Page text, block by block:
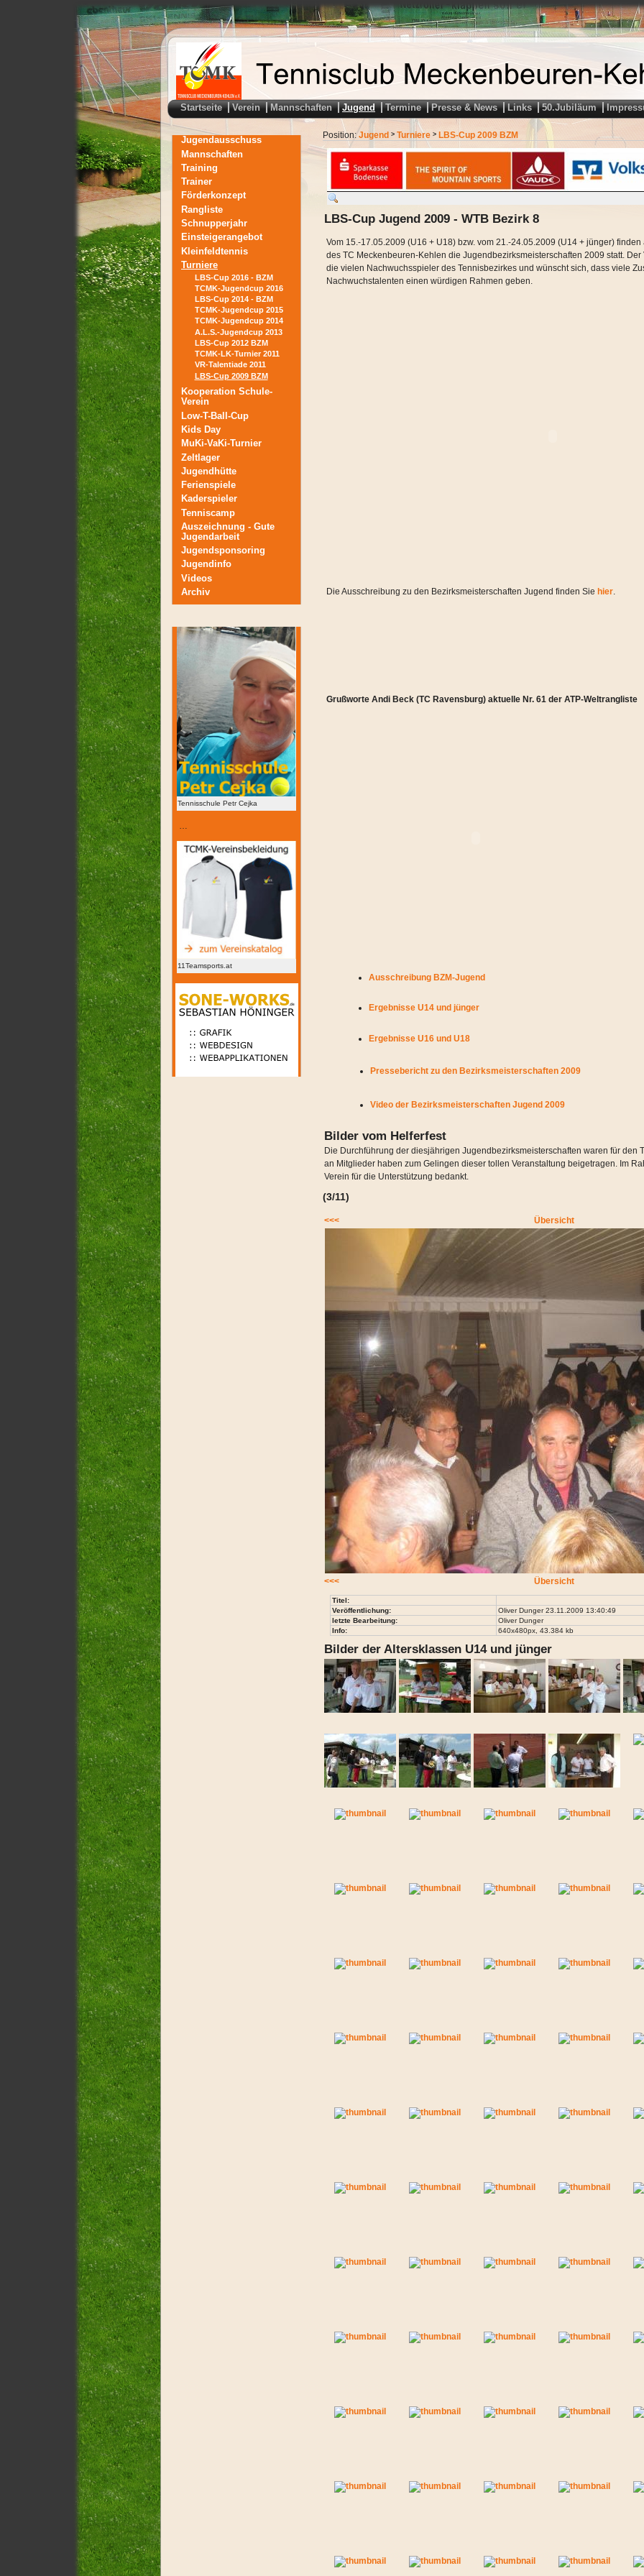
Startseite Verein Mannschaften Jugend Termine Presse & News Links 50.Jubiläum
Jugendausschuss
Mannschaften
Training
Trainer
Förderkonzept
Rangliste
Schnupperjahr
Einsteigerangebot
Kleinfeldtennis
Turniere
LBS-Cup 2016 - BZM
TCMK-Jugendcup 2016
LBS-Cup 2014 - BZM
TCMK-Jugendcup 2015
TCMK-Jugendcup 2014
A.L.S.-Jugendcup 2013
LBS-Cup 2012 BZM
TCMK-LK-Turnier 2011
VR-Talentiade 2011
LBS-Cup 2009 BZM
Kooperation Schule-
Verein
Low-T-Ball-Cup
Kids Day
MuKi-VaKi-Turnier
Zeltlager
Jugendhütte
Ferienspiele
Kaderspieler
Tenniscamp
Auszeichnung - Gute
Jugendarbeit
Jugendsponsoring
Jugendinfo
Videos
Archiv
Tennisschule Petr Cejka
…
11Teamsports.at
Position:Jugend > Turniere > LBS-Cup 2009 BZM
LBS-Cup Jugend 2009 - WTB Bezirk 8
Vom 15.-17.05.2009 (U16 + U18) bzw. vom 21.-24.05.2009 (U14 + jünger)
des TC Meckenbeuren-Kehlen die Jugendbezirksmeisterschaften 2009 statt. Der
die vielen Nachwuchsspieler des Tennisbezirkes und wünscht sich, dass viele
Nachwuchstalenten einen würdigen Rahmen geben.
Die Ausschreibung zu den Bezirksmeisterschaften Jugend finden Sie hier.
Grußworte Andi Beck (TC Ravensburg) aktuelle Nr. 61 der ATP-Weltrangliste
Ausschreibung BZM-Jugend
Ergebnisse U14 und jünger
Ergebnisse U16 und U18
Pressebericht zu den Bezirksmeisterschaften 2009
Video der Bezirksmeisterschaften Jugend 2009
Bilder vom Helferfest
Die Durchführung der diesjährigen Jugendbezirksmeisterschaften waren für den
an Mitglieder haben zum Gelingen dieser tollen Veranstaltung beigetragen. Im
Verein für die Unterstützung bedankt.
(3/11)
<<< Übersicht
<<< Übersicht
Titel:
Veröffentlichung:
Oliver Dunger 23.11.2009 13:40:49
letzte Bearbeitung:
Oliver Dunger
Info:
640x480px, 43.384 kb
Bilder der Altersklassen U14 und jünger